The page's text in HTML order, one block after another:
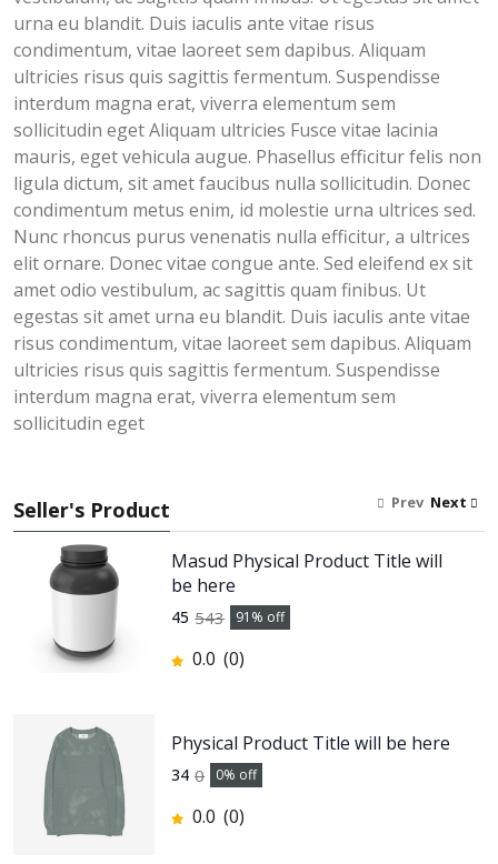
urna eu blandit. Duis iaculis ante vitae risus
condimentum, vitae laoreet sem dapibus. Aliquam
ultricies risus quis sagittis fermentum. Suspendisse
interdum magna erat, viverra elementum sem
sollicitudin eget Aliquam ultricies Fusce vitae lacinia
mauris, eget vehicula augue. Phasellus efficitur felis non
ligula dictum, sit amet faucibus nulla sollicitudin. Donec
condimentum metus enim, id molestie urna ultrices sed.
Nunc rhoncus purus venenatis nulla efficitur, a ultrices
elit ornare. Donec vitae congue ante. Sed eleifend ex sit
amet odio vestibulum, ac sagittis quam finibus. Ut
egestas sit amet urna eu blandit. Duis iaculis ante vitae
risus condimentum, vitae laoreet sem dapibus. Aliquam
ultricies risus quis sagittis fermentum. Suspendisse
interdum magna erat, viverra elementum sem
sollicitudin eget
Seller's Product
Masud Physical Product Title will
be here
45 543 91 % off
0.0 (0)
Physical Product Title will be here
34 0 0% off
0.0 (0)
Prev Next